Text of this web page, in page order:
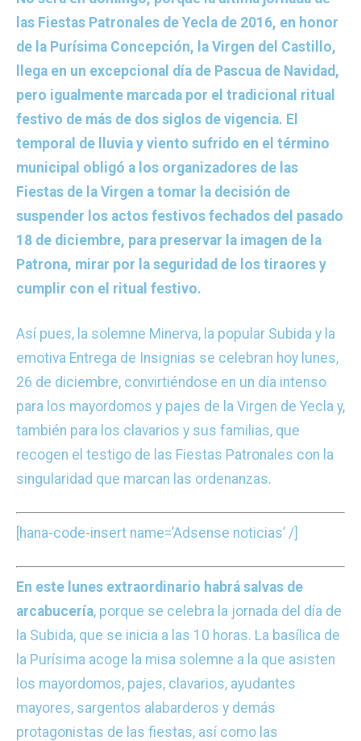
las Fiestas Patronales de Yecla de 2016, en honor
de la Purísima Concepción, la Virgen del Castillo,
llega en un excepcional día de Pascua de Navidad,
pero igualmente marcada por el tradicional ritual
festivo de más de dos siglos de vigencia. El
temporal de lluvia y viento sufrido en el término
municipal obligó a los organizadores de las
Fiestas de la Virgen a tomar la decisión de
suspender los actos festivos fechados del pasado
18 de diciembre, para preservar la imagen de la
Patrona, mirar por la seguridad de los tiraores y
cumplir con el ritual festivo.
Así pues, la solemne Minerva, la popular Subida y la
emotiva Entrega de Insignias se celebran hoy lunes,
26 de diciembre, convirtiéndose en un día intenso
para los mayordomos y pajes de la Virgen de Yecla y,
también para los clavarios y sus familias, que
recogen el testigo de las Fiestas Patronales con la
singularidad que marcan las ordenanzas.
[hana-code-insert name=’Adsense noticias’ /]
En este lunes extraordinario habrá salvas de
arcabucería, porque se celebra la jornada del día de
la Subida, que se inicia a las 10 horas. La basílica de
la Purísima acoge la misa solemne a la que asisten
los mayordomos, pajes, clavarios, ayudantes
mayores, sargentos alabarderos y demás
protagonistas de las fiestas, así como las